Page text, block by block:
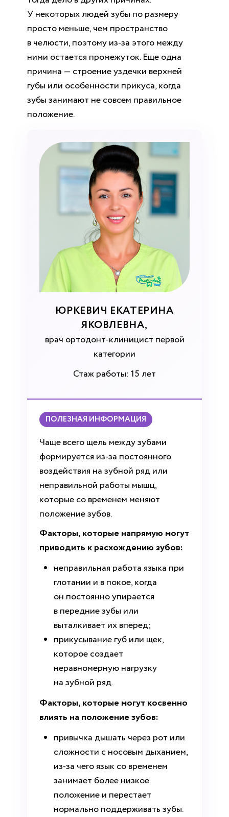
У некоторых людей зубы по размеру
просто меньше, чем пространство
в челюсти, поэтому из-за этого между
ними остается промежуток. Еще одна
причина — строение уздечки верхней
губы или особенности прикуса, когда
зубы занимают не совсем правильное
положение.
ЮРКЕВИЧ ЕКАТЕРИНА
ЯКОВЛЕВНА,
врач ортодонт-клиницист первой
категории
Стаж работы: 15 лет
ПОЛЕЗНАЯ ИНФОРМАЦИЯ
Чаще всего щель между зубами
формируется из-за постоянного
воздействия на зубной ряд или
неправильной работы мышц,
которые со временем меняют
положение зубов.
Факторы, которые напрямую могут
приводить к расхождению зубов:
неправильная работа языка при
глотании и в покое, когда
он постоянно упирается
в передние зубы или
выталкивает их вперед;
прикусывание губ или щек,
которое создает
неравномерную нагрузку
на зубной ряд.
Факторы, которые могут косвенно
влиять на положение зубов:
привычка дышать через рот или
сложности с носовым дыханием,
из-за чего язык со временем
занимает более низкое
положение и перестает
нормально поддерживать зубы.